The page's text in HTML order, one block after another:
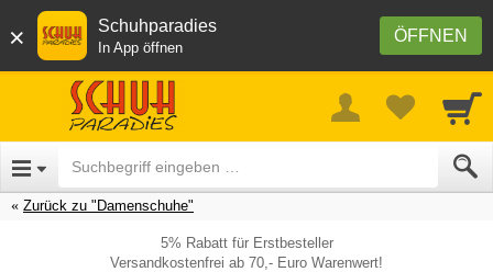
× ÖFFNEN
Schuhparadies
In App öffnen
Zurück zu "Damenschuhe"
5% Rabatt für Erstbesteller
Versandkostenfrei ab 70,- Euro Warenwert!